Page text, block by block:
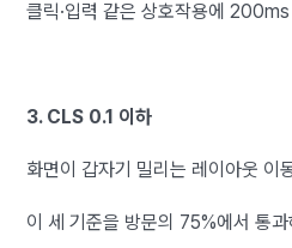
클릭·입력 같은 상호작용에
3. CLS 0.1 이하
화면이 갑자기 밀리는 레이아웃 이
이 세 기준을 방문의 75%에서 통